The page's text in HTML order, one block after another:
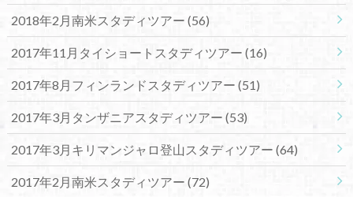
2018年2月南米スタディツアー (56)
2017年11月タイショートスタディツアー (16)
2017年8月フィンランドスタディツアー (51)
2017年3月タンザニアスタディツアー (53)
2017年3月キリマンジャロ登山スタディツアー (64)
2017年2月南米スタディツアー (72)